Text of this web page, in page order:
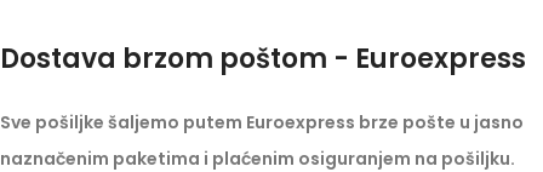
Dostava brzom poštom - Euroexpress
Sve pošiljke šaljemo putem Euroexpress brze pošte u jasno
naznačenim paketima i plaćenim osiguranjem na pošiljku.